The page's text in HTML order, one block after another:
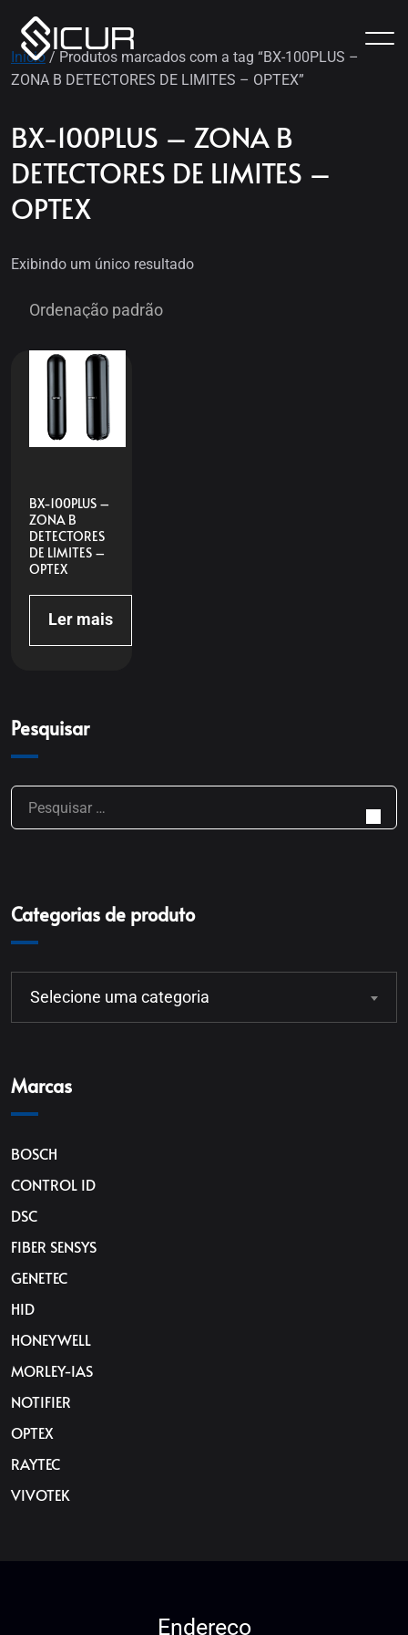
Início/ Produtos marcados com a tag “BX-100PLUS –
ZONA B DETECTORES DE LIMITES – OPTEX”
BX-100PLUS – ZONA B
DETECTORES DE LIMITES –
OPTEX
Exibindo um único resultado
BX-100PLUS –
ZONA B
DETECTORES
DE LIMITES –
OPTEX
Ler mais
Pesquisar
Categorias de produto
Selecione uma categoria
Marcas
BOSCH
CONTROL ID
DSC
FIBER SENSYS
GENETEC
HID
HONEYWELL
MORLEY-IAS
NOTIFIER
OPTEX
RAYTEC
VIVOTEK
Endereço